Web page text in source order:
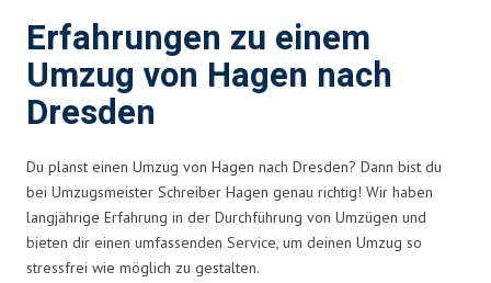
Erfahrungen zu einem
Umzug von Hagen nach
Dresden
Du planst einen Umzug von Hagen nach Dresden? Dann bist du
bei Umzugsmeister Schreiber Hagen genau richtig! Wir haben
langjährige Erfahrung in der Durchführung von Umzügen und
bieten dir einen umfassenden Service, um deinen Umzug so
stressfrei wie möglich zu gestalten.